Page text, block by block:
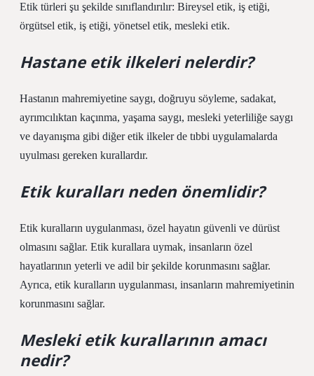
Etik türleri şu şekilde sınıflandırılır: Bireysel etik, iş etiği,
örgütsel etik, iş etiği, yönetsel etik, mesleki etik.
Hastane etik ilkeleri nelerdir?
Hastanın mahremiyetine saygı, doğruyu söyleme, sadakat,
ayrımcılıktan kaçınma, yaşama saygı, mesleki yeterliliğe saygı
ve dayanışma gibi diğer etik ilkeler de tıbbi uygulamalarda
uyulması gereken kurallardır.
Etik kuralları neden önemlidir?
Etik kuralların uygulanması, özel hayatın güvenli ve dürüst
olmasını sağlar. Etik kurallara uymak, insanların özel
hayatlarının yeterli ve adil bir şekilde korunmasını sağlar.
Ayrıca, etik kuralların uygulanması, insanların mahremiyetinin
korunmasını sağlar.
Mesleki etik kurallarının amacı
nedir?